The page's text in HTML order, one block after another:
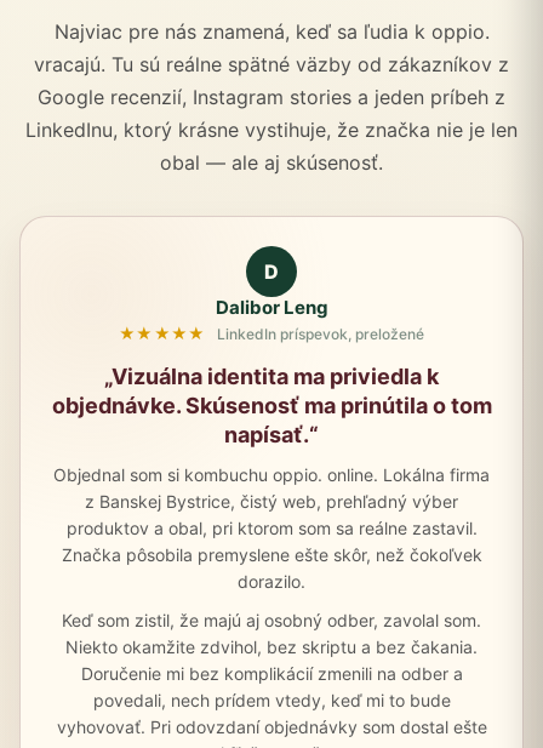
Najviac pre nás znamená, keď sa ľudia k oppio.
vracajú. Tu sú reálne spätné väzby od zákazníkov z
Google recenzií, Instagram stories a jeden príbeh z
LinkedInu, ktorý krásne vystihuje, že značka nie je len
obal — ale aj skúsenosť.
D
Dalibor Leng
★★★★★ LinkedIn príspevok, preložené
„Vizuálna identita ma priviedla k
objednávke. Skúsenosť ma prinútila o tom
napísať.“
Objednal som si kombuchu oppio. online. Lokálna firma
z Banskej Bystrice, čistý web, prehľadný výber
produktov a obal, pri ktorom som sa reálne zastavil.
Značka pôsobila premyslene ešte skôr, než čokoľvek
dorazilo.
Keď som zistil, že majú aj osobný odber, zavolal som.
Niekto okamžite zdvihol, bez skriptu a bez čakania.
Doručenie mi bez komplikácií zmenili na odber a
povedali, nech prídem vtedy, keď mi to bude
vyhovovať. Pri odovzdaní objednávky som dostal ešte